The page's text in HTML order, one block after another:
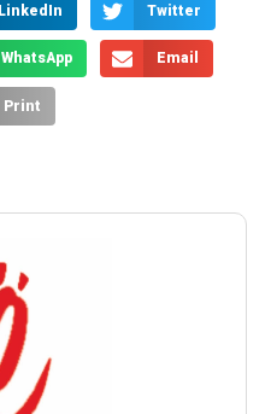
LinkedIn Twitter
WhatsApp Email
Print